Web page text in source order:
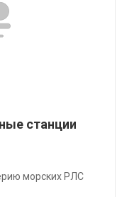
станции
морских РЛС